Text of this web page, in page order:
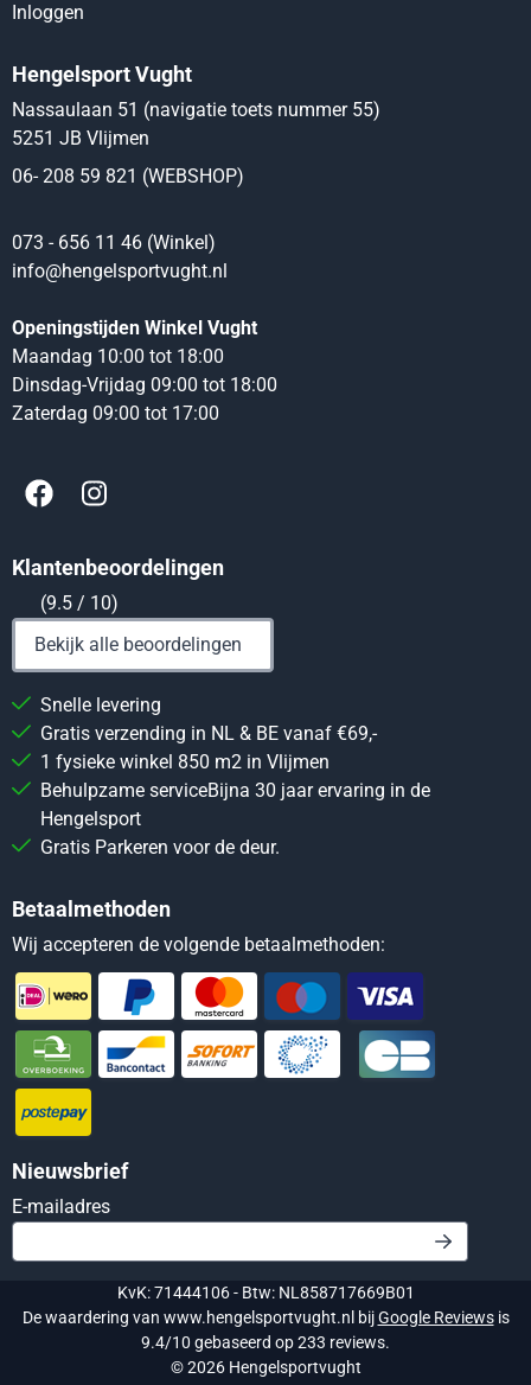
Inloggen
Hengelsport Vught
Nassaulaan 51 (navigatie toets nummer 55)
5251 JB Vlijmen
06- 208 59 821 (WEBSHOP)
073 - 656 11 46 (Winkel)
info@hengelsportvught.nl
Openingstijden Winkel Vught
Maandag 10:00 tot 18:00
Dinsdag-Vrijdag 09:00 tot 18:00
Zaterdag 09:00 tot 17:00
Klantenbeoordelingen
(9.5 / 10)
Bekijk alle beoordelingen
Snelle levering
Gratis verzending in NL & BE vanaf €69,-
1 fysieke winkel 850 m2 in Vlijmen
Behulpzame serviceBijna 30 jaar ervaring in de
Hengelsport
Gratis Parkeren voor de deur.
Betaalmethoden
Wij accepteren de volgende betaalmethoden:
Nieuwsbrief
E-mailadresVul je e-mailadres in voor de nieuwsbrief
KvK: 71444106 - Btw: NL858717669B01
De waardering van www.hengelsportvught.nl bijGoogle Reviewsis
9.4/10 gebaseerd op 233 reviews.
©2026Hengelsportvught